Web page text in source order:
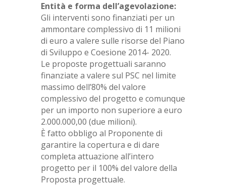
Entità e forma dell’agevolazione:
Gli interventi sono finanziati per un
ammontare complessivo di 11 milioni
di euro a valere sulle risorse del Piano
di Sviluppo e Coesione 2014- 2020.
Le proposte progettuali saranno
finanziate a valere sul PSC nel limite
massimo dell’80% del valore
complessivo del progetto e comunque
per un importo non superiore a euro
2.000.000,00 (due milioni).
È fatto obbligo al Proponente di
garantire la copertura e di dare
completa attuazione all’intero
progetto per il 100% del valore della
Proposta progettuale.